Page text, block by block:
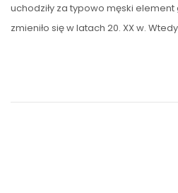
uchodziły za typowo męski
zmieniło się w latach 20. XX w.